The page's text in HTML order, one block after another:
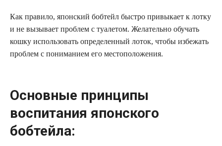
Как правило, японский бобтейл быстро привыкает к лотку
и не вызывает проблем с туалетом. Желательно обучать
кошку использовать определенный лоток, чтобы избежать
проблем с пониманием его местоположения.
Основные принципы
воспитания японского
бобтейла: